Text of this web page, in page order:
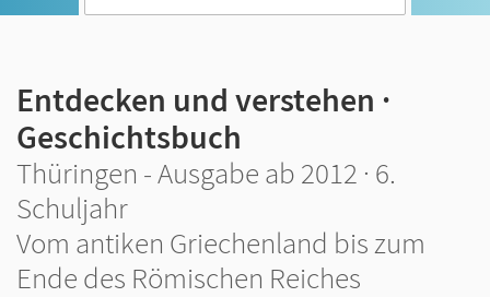
Entdecken und verstehen ·
Geschichtsbuch
Thüringen - Ausgabe ab 2012 · 6.
Schuljahr
Vom antiken Griechenland bis zum
Ende des Römischen Reiches